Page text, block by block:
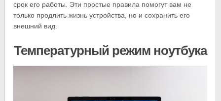
срок его работы. Эти простые правила помогут вам не
только продлить жизнь устройства, но и сохранить его
внешний вид.
Температурный режим ноутбука